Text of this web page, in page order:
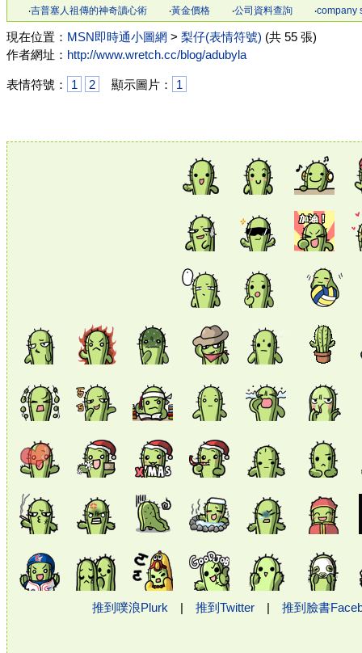
‧吉普塞人祖傳的神奇讀心術 ‧黃金價格 ‧公司資料查詢 ‧company
現在位置： MSN即時通小圖網 > 梨仔(表情符號) (共 55 張)
作者網址： http://www.wretch.cc/blog/adubyla
表情符號： 1 2 顯示圖片： 1
推到噗浪Plurk 推到Twitter 推到臉書